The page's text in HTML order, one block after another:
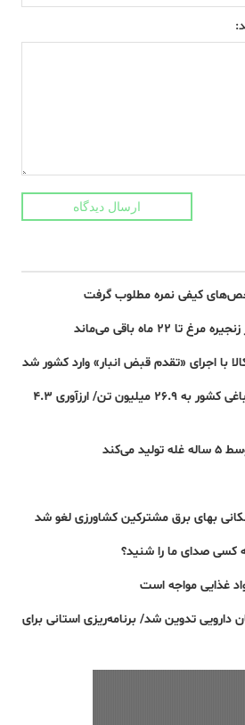
ارسال دیدگاه
کیفی نمره مطلوب گرفت
22 ماه باقی می‌ماند
افزایش تولید محصولات باغی کشور به ۲۶.۹ میلیون تن/ ارزآوری ۴.۳
می‌کند
بهای برق مشترکین کشاورزی لغو شد
کسی صدای ما را شنید؟
غذایی مواجه است
دارویی تدوین شد/ برنامه‌ریزی استانی برای